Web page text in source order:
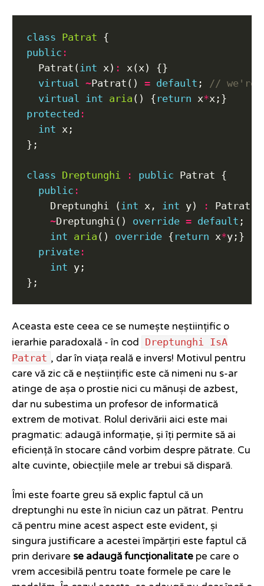
class Patrat
public :
  Patrat(
int x) :
virtual ~Patrat() = default ;
virtual int aria () { return x*
protected :
int
class Dreptunghi : public
public :
    Dreptunghi (
int x, int y)
:
~Dreptunghi() override = default
int aria () override { return x*
private :
int
Aceasta este ceea ce se numește neștiințific o
ierarhie paradoxală - în cod Dreptunghi IsA
Patrat , dar în viața reală e invers! Motivul pentru
care vă zic că e neștiințific este că nimeni nu s-ar
atinge de așa o prostie nici cu mănuși de azbest,
dar nu subestima un profesor de informatică
extrem de motivat. Rolul derivării aici este mai
pragmatic: adaugă informație, și îți permite să ai
eficiență în stocare când vorbim despre pătrate. Cu
alte cuvinte, obiecțiile mele ar trebui să dispară.
Îmi este foarte greu să explic faptul că un
dreptunghi nu este în niciun caz un pătrat. Pentru
că pentru mine acest aspect este evident, și
singura justificare a acestei împărțiri este faptul că
prin derivare se adaugă funcționalitate pe care o
vrem accesibilă pentru toate formele pe care le